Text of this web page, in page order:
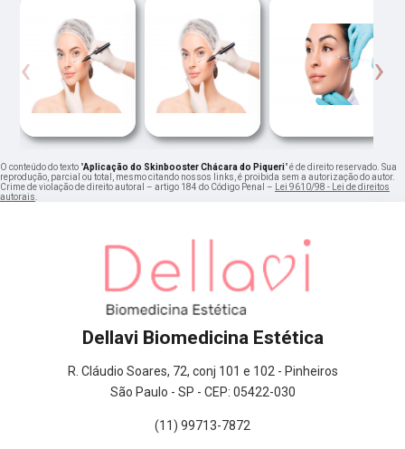
‹ ›
O conteúdo do texto "Aplicação do Skinbooster Chácara do Piqueri" é de direito reservado. Sua
reprodução, parcial ou total, mesmo citando nossos links, é proibida sem a autorização do autor.
Crime de violação de direito autoral – artigo 184 do Código Penal –
Lei 9610/98 - Lei de direitos
autorais
Dellavi Biomedicina Estética
R. Cláudio Soares, 72, conj 101 e 102 - Pinheiros
São Paulo - SP - CEP: 05422-030
(11) 99713-7872